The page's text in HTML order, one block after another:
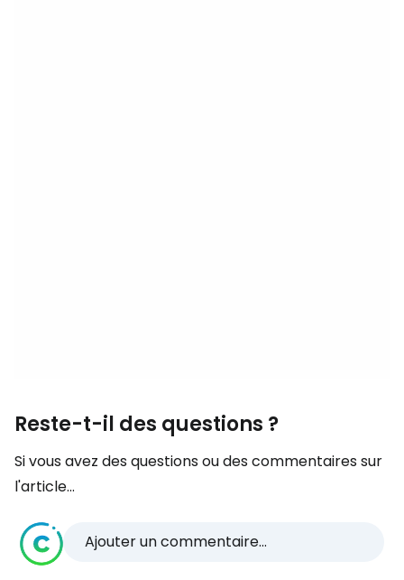
Reste-t-il des questions ?
Si vous avez des questions ou des commentaires sur
l'article...
Ajouter un commentaire...